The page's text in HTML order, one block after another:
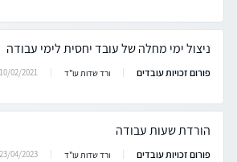
ניצול ימי מחלה של עובד יחסית לימי עבודה
פורום זכויות עובדים ורד שדות עו"ד 10/02/2021
הורדת שעות עבודה
פורום זכויות עובדים ורד שדות עו"ד 23/04/2023